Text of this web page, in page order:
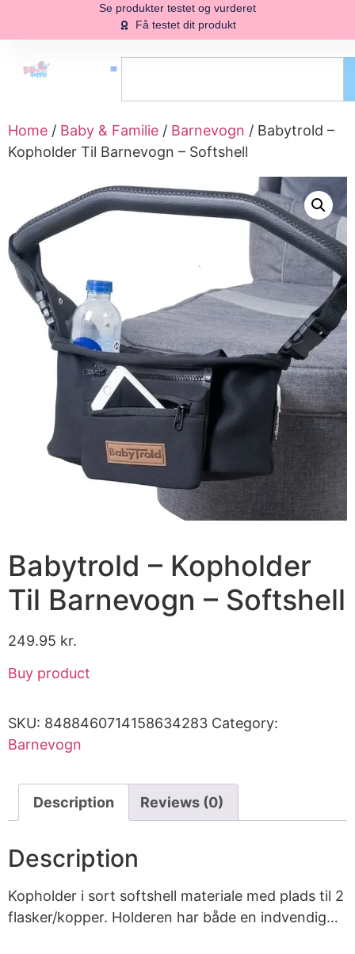
Se produkter testet og vurderet
Få testet dit produkt
Home / Baby & Familie / Barnevogn / Babytrold –
Kopholder Til Barnevogn – Softshell
Babytrold – Kopholder
Til Barnevogn – Softshell
249.95 kr.
Buy product
SKU: 8488460714158634283 Category:
Barnevogn
Description Reviews (0)
Description
Kopholder i sort softshell materiale med plads til 2
flasker/kopper. Holderen har både en indvendig…